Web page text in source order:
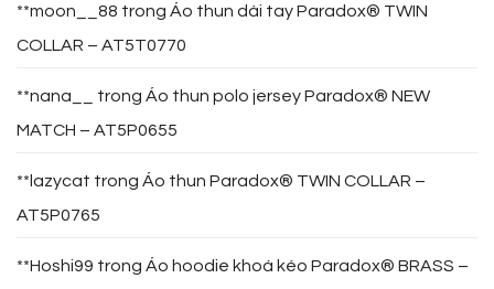
**moon__88 trong Áo thun dài tay Paradox® TWIN
COLLAR – AT5T0770
**nana__ trong Áo thun polo jersey Paradox® NEW
MATCH – AT5P0655
**lazycat trong Áo thun Paradox® TWIN COLLAR –
AT5P0765
**Hoshi99 trong Áo hoodie khoá kéo Paradox® BRASS –